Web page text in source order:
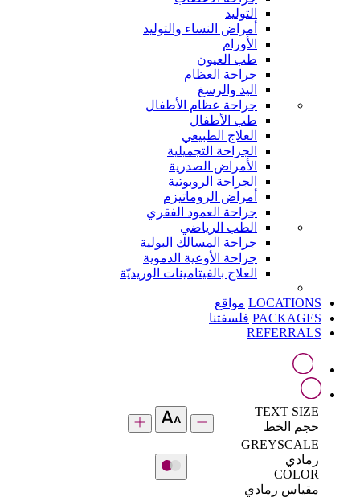
التوليد
أمراض النساء والتوليد
الأورام
طب العيون
جراحة العظام
اليد والرسغ
جراحة عظام الأطفال
طب الأطفال
العلاج الطبيعي
الجراحة التجميلية
الأمراض الصدرية
الجراحة الروبوتية
أمراض الروماتيزم
جراحة العمود الفقري
الطب الرياضي
جراحة المسالك البولية
جراحة الأوعية الدموية
العلاج بالفيتامينات الوريديّة
LOCATIONS مواقع
PACKAGES فلسفتنا
REFERRALS
TEXT SIZE
حجم الخط
GREYSCALE
رمادي
COLOR
مقياس رمادي